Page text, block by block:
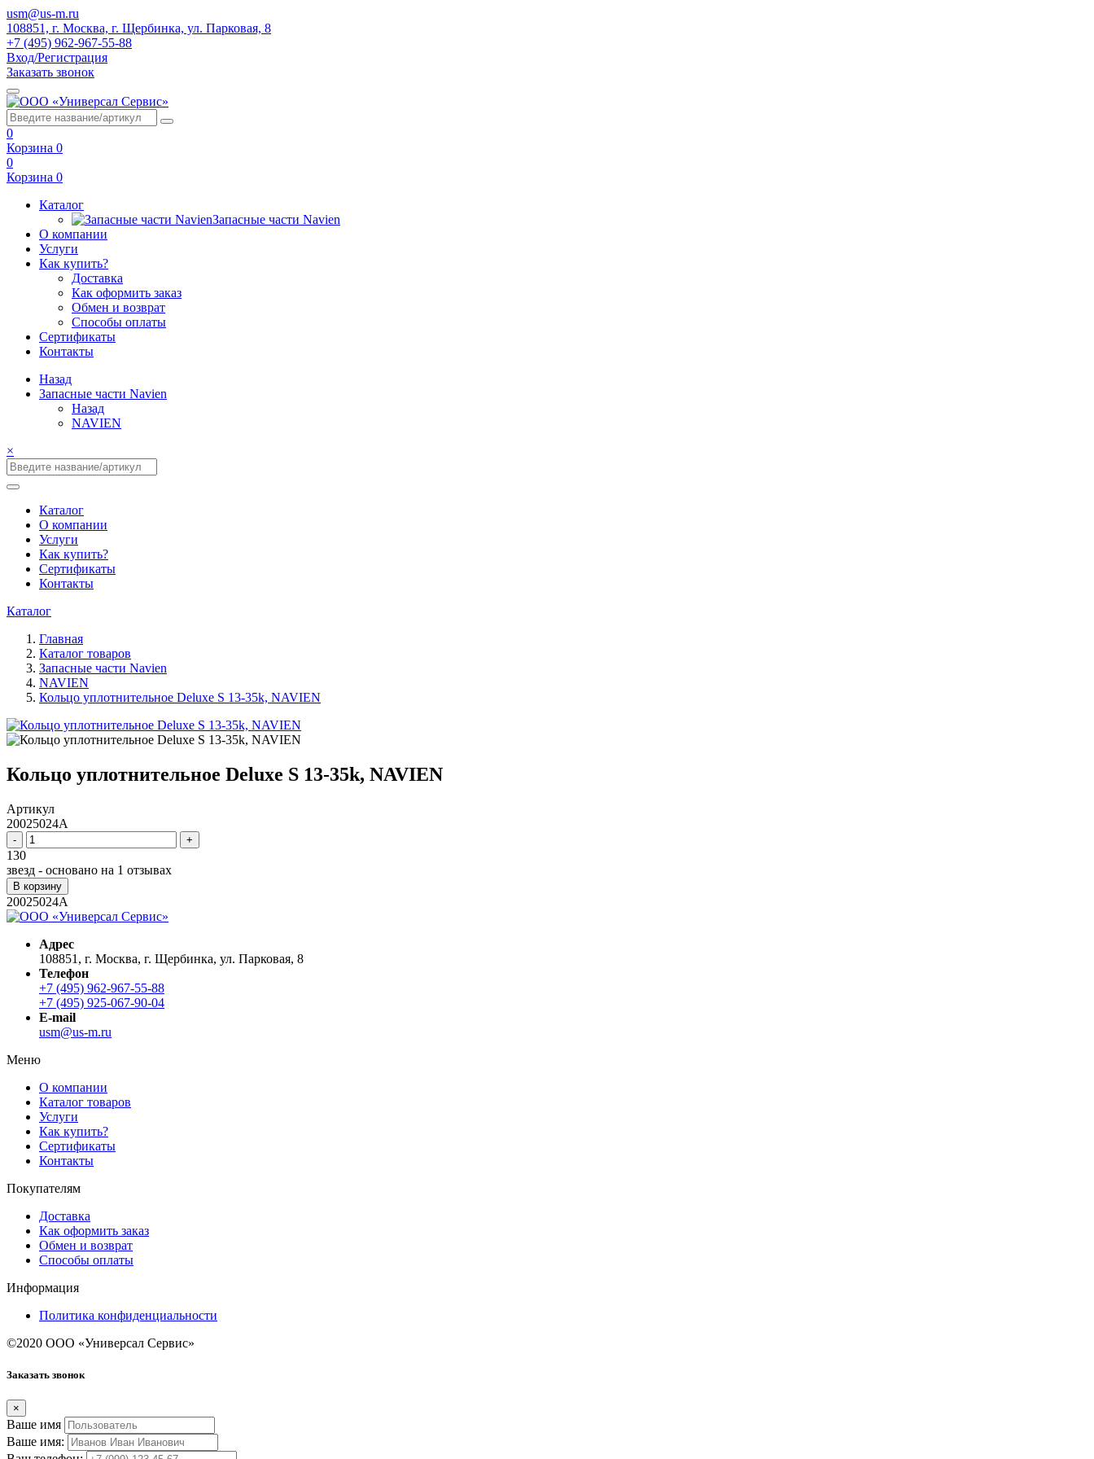
usm@us-m.ru
108851, г. Москва, г. Щербинка, ул. Парковая, 8
+7 (495) 962-967-55-88
Вход/Регистрация
Заказать звонок
0
Корзина 0
0
Корзина 0
Каталог
Запасные части Navien
О компании
Услуги
Как купить?
Доставка
Как оформить заказ
Обмен и возврат
Способы оплаты
Сертификаты
Контакты
Назад
Запасные части Navien
Назад
NAVIEN
×
Каталог
О компании
Услуги
Как купить?
Сертификаты
Контакты
Каталог
Главная
Каталог товаров
Запасные части Navien
NAVIEN
Кольцо уплотнительное Deluxe S 13-35k, NAVIEN
Кольцо уплотнительное Deluxe S 13-35k, NAVIEN
Артикул
20025024A
- +
130
звезд - основано на 1 отзывах
В корзину
20025024A
Адрес
108851, г. Москва, г. Щербинка, ул. Парковая, 8
Телефон
+7 (495) 962-967-55-88
+7 (495) 925-067-90-04
E-mail
usm@us-m.ru
Меню
О компании
Каталог товаров
Услуги
Как купить?
Сертификаты
Контакты
Покупателям
Доставка
Как оформить заказ
Обмен и возврат
Способы оплаты
Информация
Политика конфиденциальности
©2020 ООО «Универсал Сервис»
Заказать звонок
×
Ваше имя
Ваше имя: